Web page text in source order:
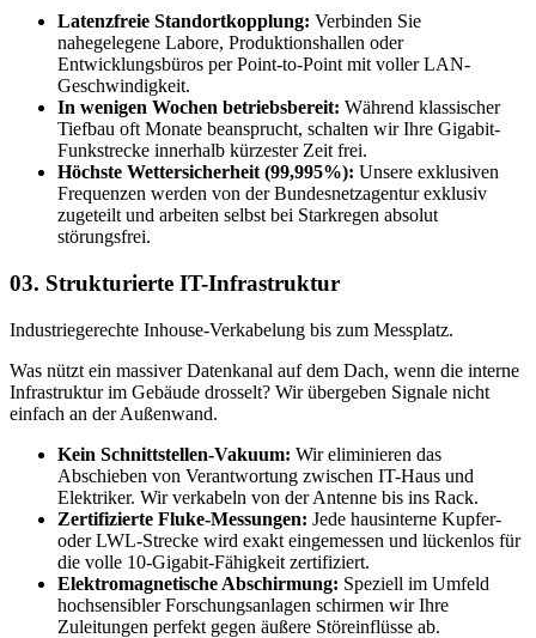
Latenzfreie Standortkopplung: Verbinden Sie
nahegelegene Labore, Produktionshallen oder
Entwicklungsbüros per Point-to-Point mit voller LAN-
Geschwindigkeit.
In wenigen Wochen betriebsbereit: Während klassischer
Tiefbau oft Monate beansprucht, schalten wir Ihre Gigabit-
Funkstrecke innerhalb kürzester Zeit frei.
Höchste Wettersicherheit (99,995%): Unsere exklusiven
Frequenzen werden von der Bundesnetzagentur exklusiv
zugeteilt und arbeiten selbst bei Starkregen absolut
störungsfrei.
03. Strukturierte IT-Infrastruktur
Industriegerechte Inhouse-Verkabelung bis zum Messplatz.
Was nützt ein massiver Datenkanal auf dem Dach, wenn die interne
Infrastruktur im Gebäude drosselt? Wir übergeben Signale nicht
einfach an der Außenwand.
Kein Schnittstellen-Vakuum: Wir eliminieren das
Abschieben von Verantwortung zwischen IT-Haus und
Elektriker. Wir verkabeln von der Antenne bis ins Rack.
Zertifizierte Fluke-Messungen: Jede hausinterne Kupfer-
oder LWL-Strecke wird exakt eingemessen und lückenlos für
die volle 10-Gigabit-Fähigkeit zertifiziert.
Elektromagnetische Abschirmung: Speziell im Umfeld
hochsensibler Forschungsanlagen schirmen wir Ihre
Zuleitungen perfekt gegen äußere Störeinflüsse ab.